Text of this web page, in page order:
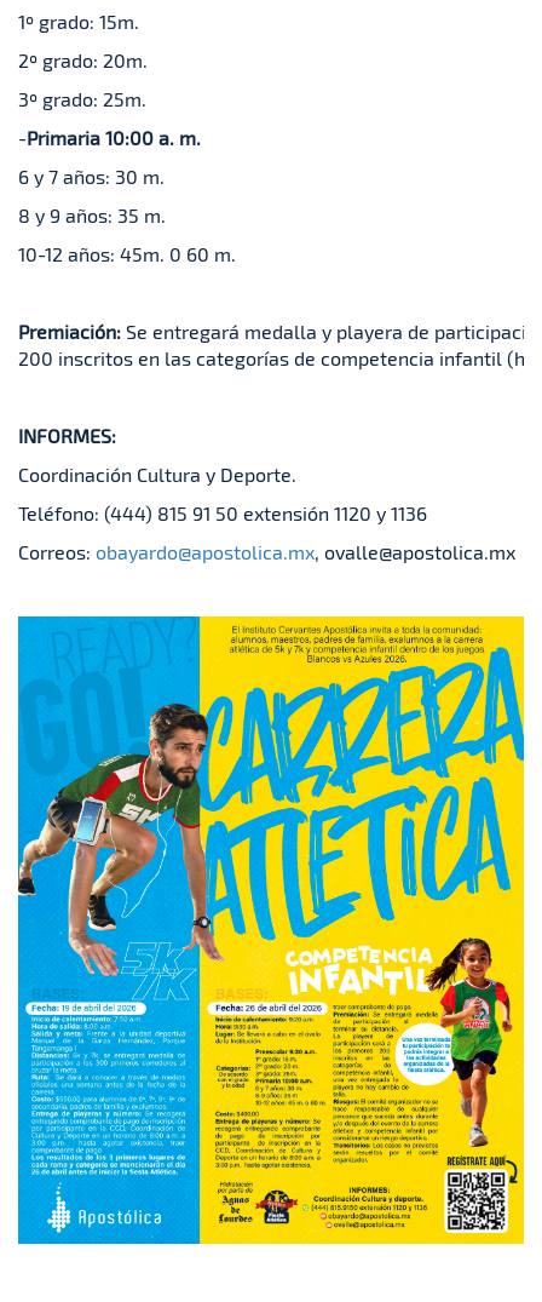
1º grado: 15m.
2º grado: 20m.
3º grado: 25m.
-Primaria 10:00 a. m.
6 y 7 años: 30 m.
8 y 9 años: 35 m.
10-12 años: 45m. 0 60 m.
Premiación: Se entregará medalla y playera de
200 inscritos en las categorías de competencia infantil
INFORMES:
Coordinación Cultura y Deporte.
Teléfono: (444) 815 91 50 extensión 1120 y 1136
Correos: obayardo@apostolica.mx, ovalle@apostolica.mx